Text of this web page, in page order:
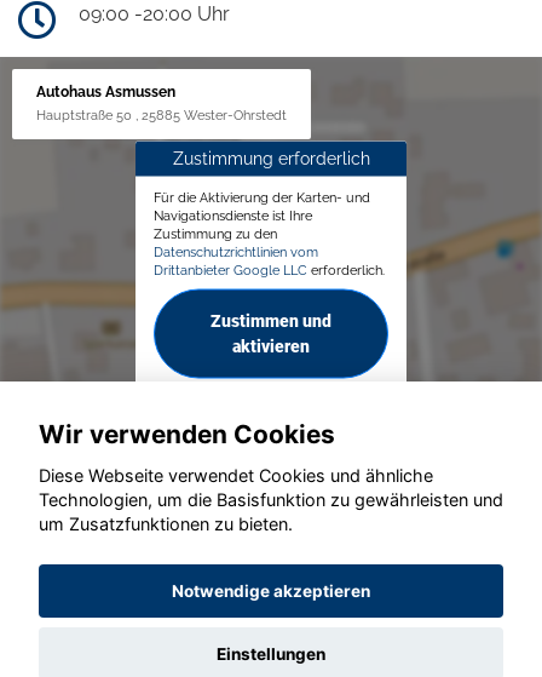
09:00 -20:00 Uhr
Autohaus Asmussen
Hauptstraße 50 , 25885 Wester-Ohrstedt
Zustimmung erforderlich
Für die Aktivierung der Karten- und
Navigationsdienste ist Ihre
Zustimmung zu den
Datenschutzrichtlinien vom
Drittanbieter Google LLC erforderlich.
Zustimmen und
aktivieren
© konjunkturmotor.de GmbH 2020 - 2026
Wir verwenden Cookies
Diese Webseite verwendet Cookies und ähnliche
Technologien, um die Basisfunktion zu gewährleisten und
um Zusatzfunktionen zu bieten.
Notwendige akzeptieren
Einstellungen